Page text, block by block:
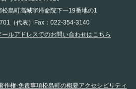
島町高城字帰命院下一19番地の1
（代表）Fax：022-354-3140
ールアドレスでのお問い合わせはこちら
作権·免責事項松島町の概要アクセシビリティ